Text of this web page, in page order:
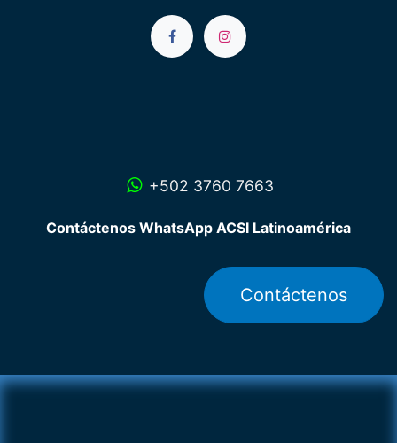
+502 3760 7663
Contáctenos WhatsApp ACSI Latinoamérica
Contáctenos